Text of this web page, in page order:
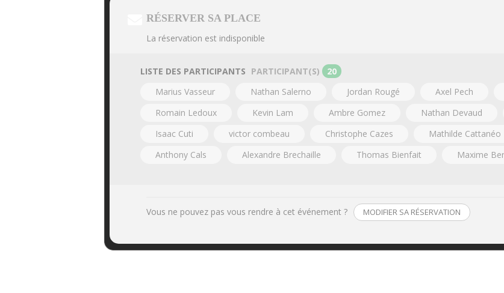
RÉSERVER SA PLACE
La réservation est indisponible
LISTE DES PARTICIPANTS PARTICIPANT(S)
20
Marius Vasseur
Nathan Salerno Jordan Rougé Axel Pech
Romain Ledoux
Kevin Lam Ambre Gomez Nathan Devaud
Isaac Cuti
victor combeau Christophe Cazes Mathilde Cattanéo
Anthony Cals
Alexandre Brechaille Thomas Bienfait Maxime
Vous ne pouvez pas vous rendre à cet événement ? MODIFIER SA RÉSERVATION